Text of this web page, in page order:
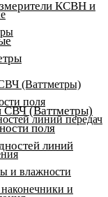
(Ваттметры)
поля
линий передач
и влажности
и
КСВН и
СВЧ (Ваттметры)
поля
линий